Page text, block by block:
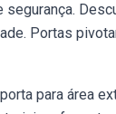
segurança.
Portas
para área